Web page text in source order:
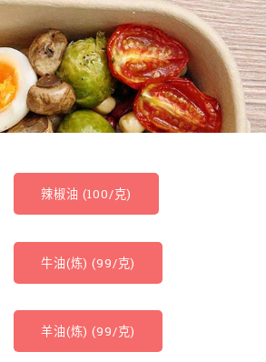
辣椒油 (100/克)
牛油(炼) (99/克)
羊油(炼) (99/克)